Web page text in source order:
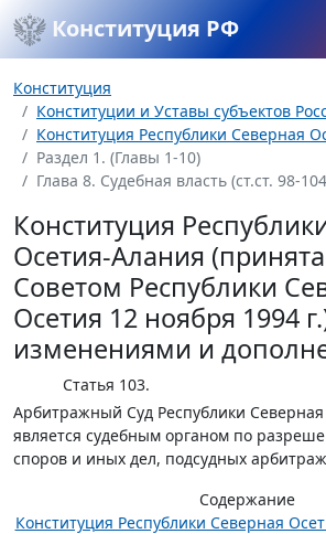
Конституция РФ
Конституция
Конституции и Уставы субъектов
Конституция Республики Северная
Раздел 1. (Главы 1-10)
Глава 8. Судебная власть (ст.ст. 98-
Конституция
Осетия-Алания
Советом Республики
Осетия 12 ноября 1994
изменениями и
Статья 103.
Арбитражный Суд Республики
является судебным органом по
споров и иных дел, подсудных
Содержание
Конституция Республики Северная